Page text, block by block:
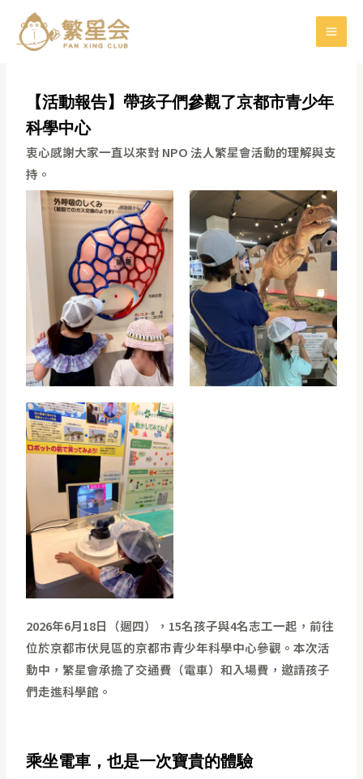
content
MAIN
MENU
【活動報告】帶孩子們參觀了京都市青少年
科學中心
衷心感謝大家一直以來對 NPO 法人繁星會活動的理解與支
持。
2026年6月18日（週四），15名孩子與4名志工一起，前往
位於京都市伏見區的京都市青少年科學中心參觀。本次活
動中，繁星會承擔了交通費（電車）和入場費，邀請孩子
們走進科學館。
乘坐電車，也是一次寶貴的體驗
navigation